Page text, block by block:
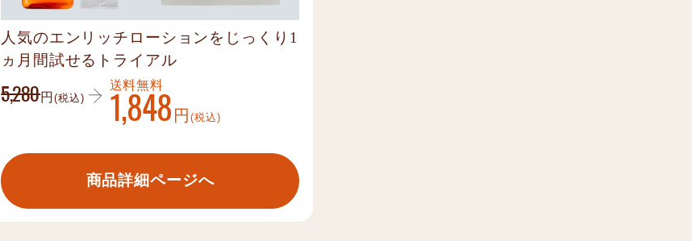
人気のエンリッチローションをじっくり1
ヵ月間試せるトライアル
5,280円(税込)
送料無料
1,848 円(税込)
商品詳細ページへ